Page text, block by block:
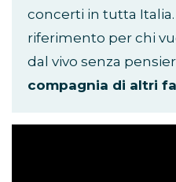
concerti in tutta
riferimento per chi
dal vivo senza
compagnia di altri